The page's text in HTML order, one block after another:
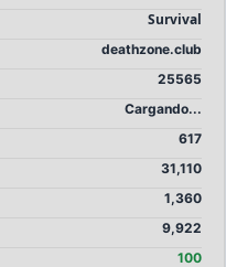
Survival
deathzone.club
25565
Cargando...
617
31,110
1,360
9,922
100